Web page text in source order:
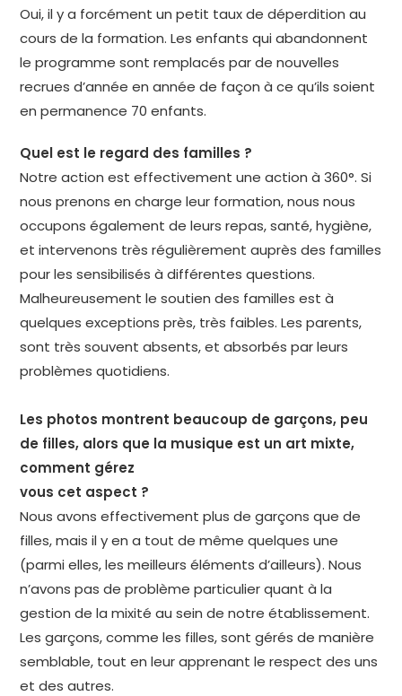
Oui, il y a forcément un petit taux de déperdition au
cours de la formation. Les enfants qui abandonnent
le programme sont remplacés par de nouvelles
recrues d’année en année de façon à ce qu’ils soient
en permanence 70 enfants.
Quel est le regard des familles ?
Notre action est effectivement une action à 360°. Si
nous prenons en charge leur formation, nous nous
occupons également de leurs repas, santé, hygiène,
et intervenons très régulièrement auprès des familles
pour les sensibilisés à différentes questions.
Malheureusement le soutien des familles est à
quelques exceptions près, très faibles. Les parents,
sont très souvent absents, et absorbés par leurs
problèmes quotidiens.
Les photos montrent beaucoup de garçons, peu
de filles, alors que la musique est un art mixte,
comment gérez
vous cet aspect ?
Nous avons effectivement plus de garçons que de
filles, mais il y en a tout de même quelques une
(parmi elles, les meilleurs éléments d’ailleurs). Nous
n’avons pas de problème particulier quant à la
gestion de la mixité au sein de notre établissement.
Les garçons, comme les filles, sont gérés de manière
semblable, tout en leur apprenant le respect des uns
et des autres.